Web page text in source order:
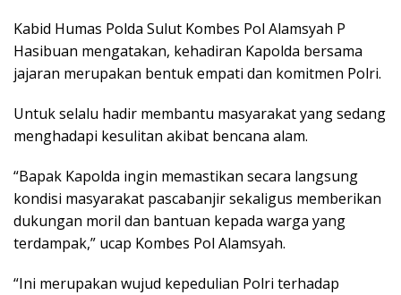
Kabid Humas Polda Sulut Kombes Pol Alamsyah P
Hasibuan mengatakan, kehadiran Kapolda bersama
jajaran merupakan bentuk empati dan komitmen Polri.
Untuk selalu hadir membantu masyarakat yang sedang
menghadapi kesulitan akibat bencana alam.
“Bapak Kapolda ingin memastikan secara langsung
kondisi masyarakat pascabanjir sekaligus memberikan
dukungan moril dan bantuan kepada warga yang
terdampak,” ucap Kombes Pol Alamsyah.
“Ini merupakan wujud kepedulian Polri terhadap